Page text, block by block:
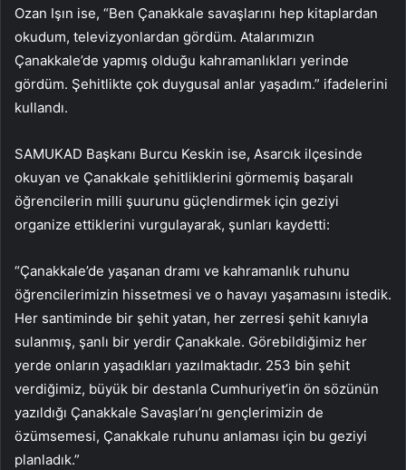
Ozan Işın ise, “Ben Çanakkale savaşlarını hep kitaplardan
okudum, televizyonlardan gördüm. Atalarımızın
Çanakkale’de yapmış olduğu kahramanlıkları yerinde
gördüm. Şehitlikte çok duygusal anlar yaşadım.” ifadelerini
kullandı.
SAMUKAD Başkanı Burcu Keskin ise, Asarcık ilçesinde
okuyan ve Çanakkale şehitliklerini görmemiş başaralı
öğrencilerin milli şuurunu güçlendirmek için geziyi
organize ettiklerini vurgulayarak, şunları kaydetti:
“Çanakkale’de yaşanan dramı ve kahramanlık ruhunu
öğrencilerimizin hissetmesi ve o havayı yaşamasını istedik.
Her santiminde bir şehit yatan, her zerresi şehit kanıyla
sulanmış, şanlı bir yerdir Çanakkale. Görebildiğimiz her
yerde onların yaşadıkları yazılmaktadır. 253 bin şehit
verdiğimiz, büyük bir destanla Cumhuriyet’in ön sözünün
yazıldığı Çanakkale Savaşları’nı gençlerimizin de
özümsemesi, Çanakkale ruhunu anlaması için bu geziyi
planladık.”